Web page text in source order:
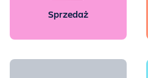
Sprzedaż